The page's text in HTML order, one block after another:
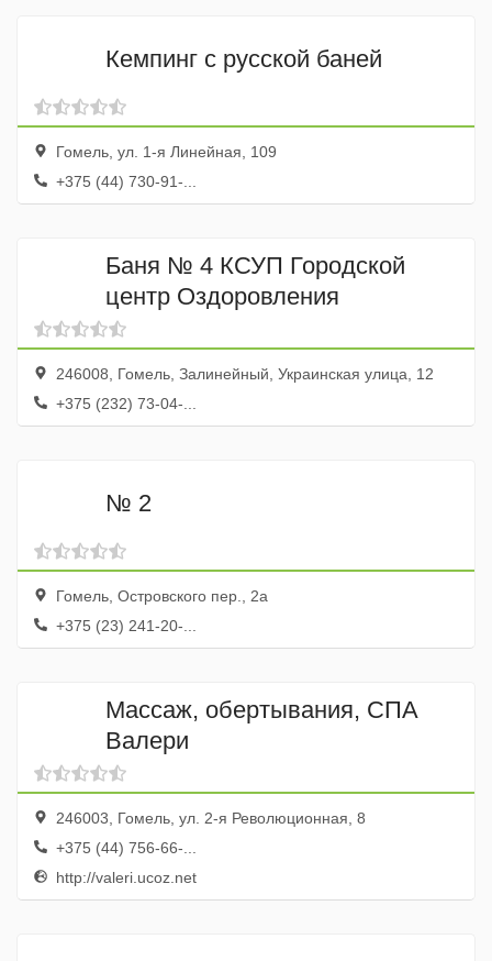
Кемпинг с русской баней
Гомель, ул. 1-я Линейная, 109
+375 (44) 730-91-...
Баня № 4 КСУП Городской
центр Оздоровления
246008, Гомель, Залинейный, Украинская улица, 12
+375 (232) 73-04-...
№ 2
Гомель, Островского пер., 2а
+375 (23) 241-20-...
Массаж, обертывания, СПА
Валери
246003, Гомель, ул. 2-я Революционная, 8
+375 (44) 756-66-...
http://valeri.ucoz.net